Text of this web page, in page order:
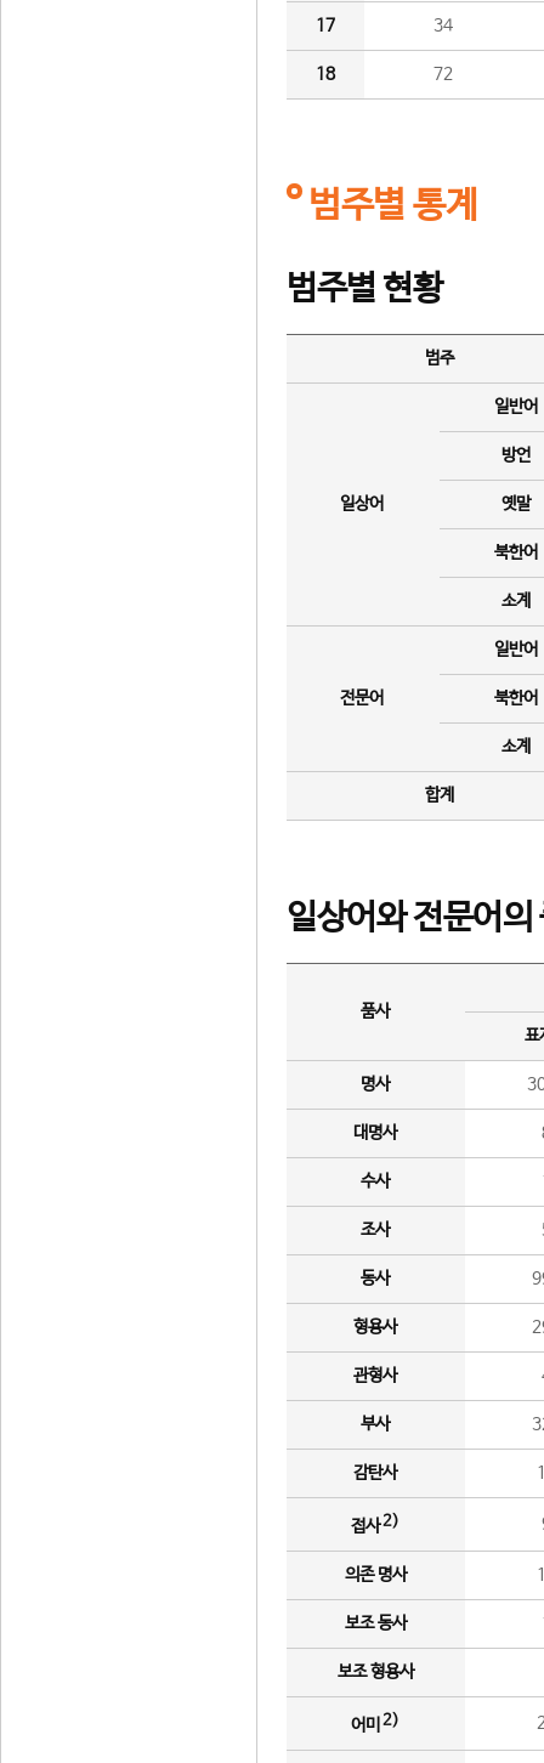
17 34
18 72
범주별 통계
범주별 현황
범주
일상어
일반어
방언
옛말
북한어
소계
전문어
일반어
북한어
소계
합계
일상어와 전문어의
품사
표
명사
대명사
수사
조사
동사
형용사
관형사
부사
감탄사
접사2)
의존 명사
보조 동사
보조 형용사
어미 2)